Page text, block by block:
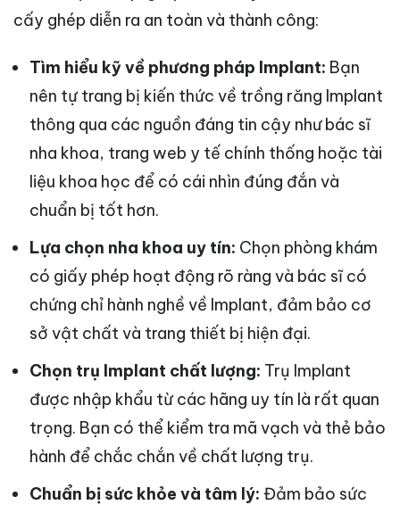
cấy ghép diễn ra an toàn và thành công:
Tìm hiểu kỹ về phương pháp Implant: Bạn
nên tự trang bị kiến thức về trồng răng Implant
thông qua các nguồn đáng tin cậy như bác sĩ
nha khoa, trang web y tế chính thống hoặc tài
liệu khoa học để có cái nhìn đúng đắn và
chuẩn bị tốt hơn.
Lựa chọn nha khoa uy tín: Chọn phòng khám
có giấy phép hoạt động rõ ràng và bác sĩ có
chứng chỉ hành nghề về Implant, đảm bảo cơ
sở vật chất và trang thiết bị hiện đại.
Chọn trụ Implant chất lượng: Trụ Implant
được nhập khẩu từ các hãng uy tín là rất quan
trọng. Bạn có thể kiểm tra mã vạch và thẻ bảo
hành để chắc chắn về chất lượng trụ.
Chuẩn bị sức khỏe và tâm lý: Đảm bảo sức